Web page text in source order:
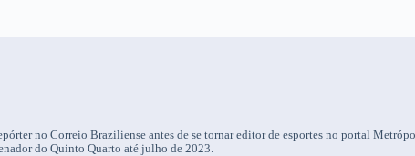
no Correio Braziliense antes de se tornar editor de esportes no portal
do Quinto Quarto até julho de 2023.